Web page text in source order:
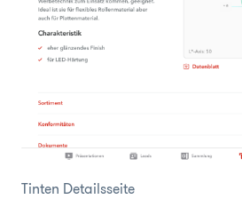
Tinten Detailsseite